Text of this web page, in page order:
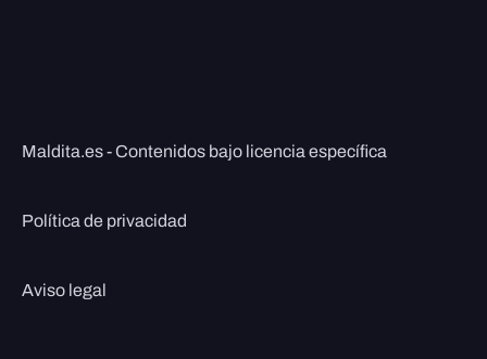
Maldita.es - Contenidos bajo licencia específica
Política de privacidad
Aviso legal